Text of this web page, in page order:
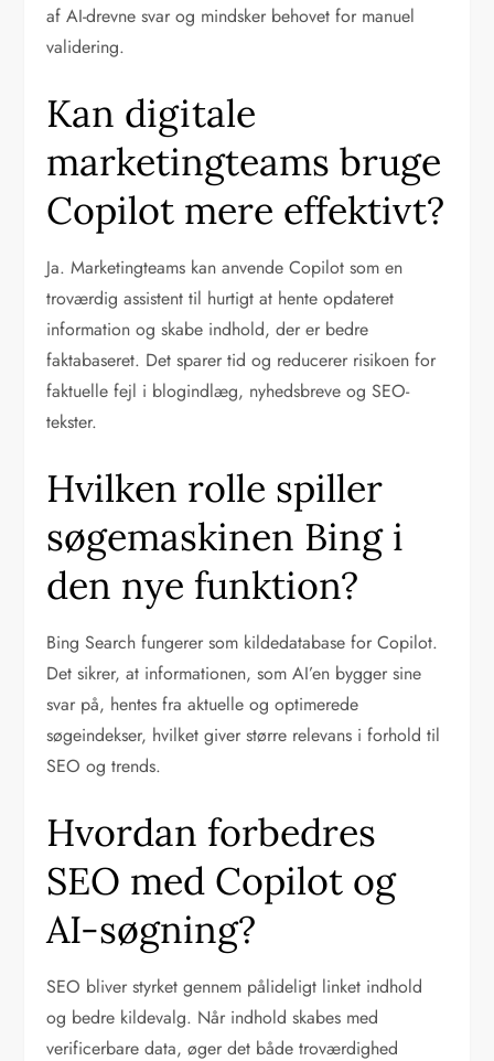
af AI-drevne svar og mindsker behovet for manuel
validering.
Kan digitale
marketingteams bruge
Copilot mere effektivt?
Ja. Marketingteams kan anvende Copilot som en
troværdig assistent til hurtigt at hente opdateret
information og skabe indhold, der er bedre
faktabaseret. Det sparer tid og reducerer risikoen for
faktuelle fejl i blogindlæg, nyhedsbreve og SEO-
tekster.
Hvilken rolle spiller
søgemaskinen Bing i
den nye funktion?
Bing Search fungerer som kildedatabase for Copilot.
Det sikrer, at informationen, som AI’en bygger sine
svar på, hentes fra aktuelle og optimerede
søgeindekser, hvilket giver større relevans i forhold til
SEO og trends.
Hvordan forbedres
SEO med Copilot og
AI-søgning?
SEO bliver styrket gennem pålideligt linket indhold
og bedre kildevalg. Når indhold skabes med
verificerbare data, øger det både troværdighed